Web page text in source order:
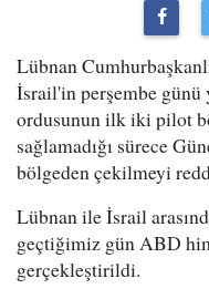
Lübnan
İsrail'in perşembe günü
ordusunun ilk iki pilot
sağlamadığı sürece
bölgeden çekilmeyi
Lübnan ile İsrail
geçtiğimiz gün ABD
gerçekleştirildi.